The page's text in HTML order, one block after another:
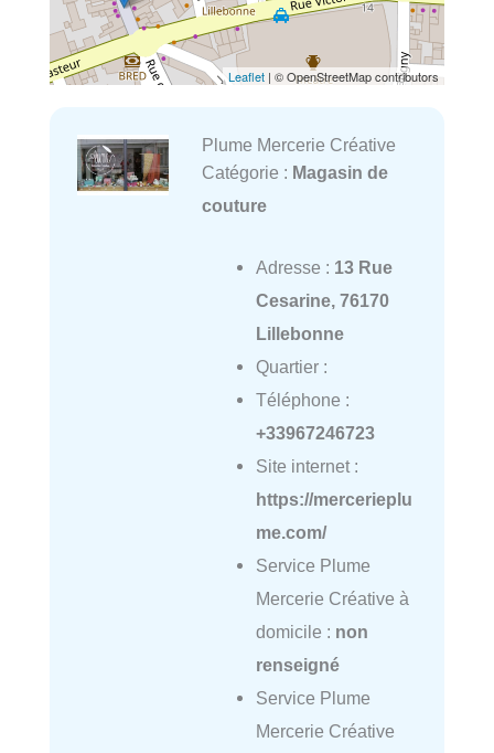
Leaflet | © OpenStreetMap contributors
Plume Mercerie Créative
Catégorie : Magasin de
couture
Adresse : 13 Rue
Cesarine, 76170
Lillebonne
Quartier :
Téléphone :
+33967246723
Site internet :
https://mercerieplu
me.com/
Service Plume
Mercerie Créative à
domicile : non
renseigné
Service Plume
Mercerie Créative